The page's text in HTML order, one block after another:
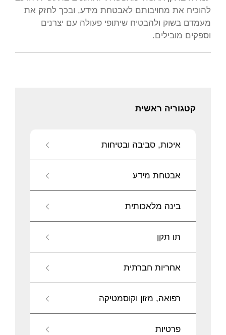
להוכיח את מחויבותם לאבטחת מידע, ובכך לחזק את
מעמדם בשוק ולהבטיח שיתופי פעולה עם יצרנים
וספקים מובילים.
קטגוריה ראשית
איכות, סביבה ובטיחות
אבטחת מידע
בינה מלאכותית
תו תקן
אחריות חברתית
רפואה, מזון וקוסמטיקה
פרטיות